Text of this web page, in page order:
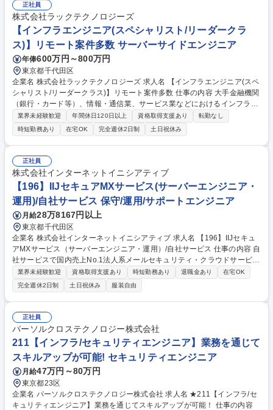
ルートコーズ分析 ■マルウェア解析や攻撃手法(TTP)の調査・特定 ■Tier2
アナリストへの技術支援、分析観点のレビュー・育成 ■検知ルール、分析
手法、SOCプロセス全体の改善・高度化 ■脅威インテリジェンスを活用し
たプロアクティブな検知向上施策の検討 セキュリティガバナンス、SOC
運用設計などをお任せする可能性もあります。 募集職種 【セキュリティ
アナリスト(SOC Tier3)】品質向上を担う技術リーダー/NTTデータG
正社員
株式会社ラックテクノロジーズ
【インフラエンジニア(スペシャリスト/リーダークラ
ス)】リモート案件多数 サーバーサイドエンジニア
年俸600万円～800万円
東京都千代田区
企業名 株式会社ラックテクノロジーズ 求人名 【インフラエンジニア(スペ
シャリスト/リーダークラス)】リモート案件多数 仕事の内容 大手金融機関
（銀行・カード等）、情報・通信業、サービス業などにおけるインフラ分
野の構築作業や保守開発案件のPLとして、技術面と業務遂行面でのチーム
マネジメントをお任せします。 スキルによっては顧客との折衝やアプリ側
との調整なども含めた総合的なマネジメントを担っていただきます。 ご経
験に応じて、要件定義、基本設計など段階的にスキルアップを図ります。
【開発環境】■OS：Windows Server、Linux、RHEL、Windows ■その
他：AWS、Microsoft Azule、GCP 募集職種 【インフラエンジニア(スペ
シャリスト/リーダークラス)】リモート案件多数
業界未経験歓迎 年間休日120日以上 資格取得支援あり
転勤なし
時短勤務あり
在宅OK 完全週休2日制 土日祝休み
正社員
株式会社インターネットイニシアティブ
【196】IIJセキュアMXサービス(サーバーエンジニア・
運用)/自社サービス 保守/運用/サポートエンジニア
月給28万8167円以上
東京都千代田区
企業名 株式会社インターネットイニシアティブ 求人名 【196】IIJセキュ
アMXサービス（サーバーエンジニア・運用）/自社サービス 仕事の内容 自
社サービスで国内売上No.1法人系メールセキュリティ・クラウドサービス
『IIJセキュアMXサービス』のサーバーエンジニアを募集します。大規模
なサーバーの構築・運用・メンテナンス業務をお任せします。 【業務内
容】■サービス障害検知時の確認、復旧対応■サービスメンテナンスの企
画、準備、オペレーション■サービス拡張時のシステム構築 【将来的な業
務内容（例）】 ・大規模なメールインフラ・サービスを支える運用・モニ
タリングの設計 ・メンテナンス業務におけるリリースエンジニア、チーム
リーダーとしての役割 ※上流から下流まで一貫して担うことが殆どです。
スキルやご希望に応じて業務・役割をアサインします。 募集職種 【196】
IIJセキュアMXサービス（サーバーエンジニア・運用）/自社サービス
業界未経験歓迎 資格取得支援あり 時短勤務あり 退職金あり
在宅OK
完全週休2日制
土日祝休み 服装自由
正社員
パーソルクロステクノロジー株式会社
211【インフラ/セキュリティエンジニア】業務を通じて
スキルアップが可能! セキュリティエンジニア
月給47万円～80万円
東京都23区
企業名 パーソルクロステクノロジー株式会社 求人名 ★211【インフラ/セ
キュリティエンジニア】業務を通じてスキルアップが可能！ 仕事の内容